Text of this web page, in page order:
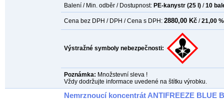
Balení / Min. odběr / Dostupnost: PE-kanystr (25 l) / 10
Cena bez DPH / DPH / Cena s DPH: 2880,00 Kč / 21,00 %
Výstražné symboly nebezpečnosti:
Poznámka: Množstevní sleva !
Vždy dodržujte informace uvedené na štítku výrobku.
Nemrznoucí koncentrát ANTIFREEZE BLUE